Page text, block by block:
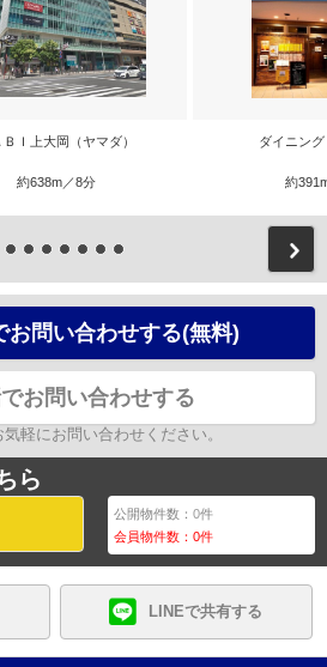
ＢＩ上大岡（ヤマダ）
約638m／8分
ダイニン
約
お問い合わせする(無料)
お問い合わせする
軽にお問い合わせください。
ら
公開物件数：0件
会員物件数：0件
LINEで共有する